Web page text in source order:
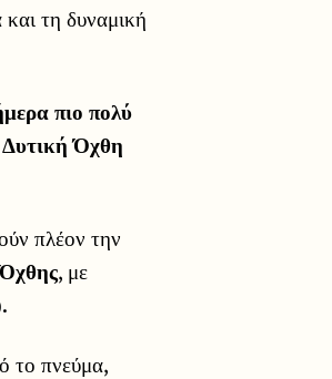
τη δυναμική
πιο πολύ
Δυτική Όχθη
πλέον την
, με
το πνεύμα,